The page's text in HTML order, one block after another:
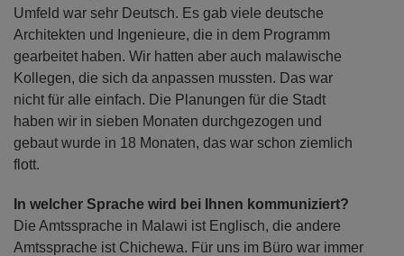
Umfeld war sehr Deutsch. Es gab viele deutsche
Architekten und Ingenieure, die in dem Programm
gearbeitet haben. Wir hatten aber auch malawische
Kollegen, die sich da anpassen mussten. Das war
nicht für alle einfach. Die Planungen für die Stadt
haben wir in sieben Monaten durchgezogen und
gebaut wurde in 18 Monaten, das war schon ziemlich
flott.
In welcher Sprache wird bei Ihnen kommuniziert?
Die Amtssprache in Malawi ist Englisch, die andere
Amtssprache ist Chichewa. Für uns im Büro war immer